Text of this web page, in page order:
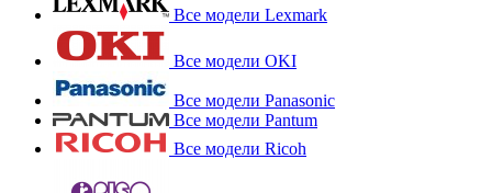
Все модели Lexmark
Все модели OKI
Все модели Panasonic
Все модели Pantum
Все модели Ricoh